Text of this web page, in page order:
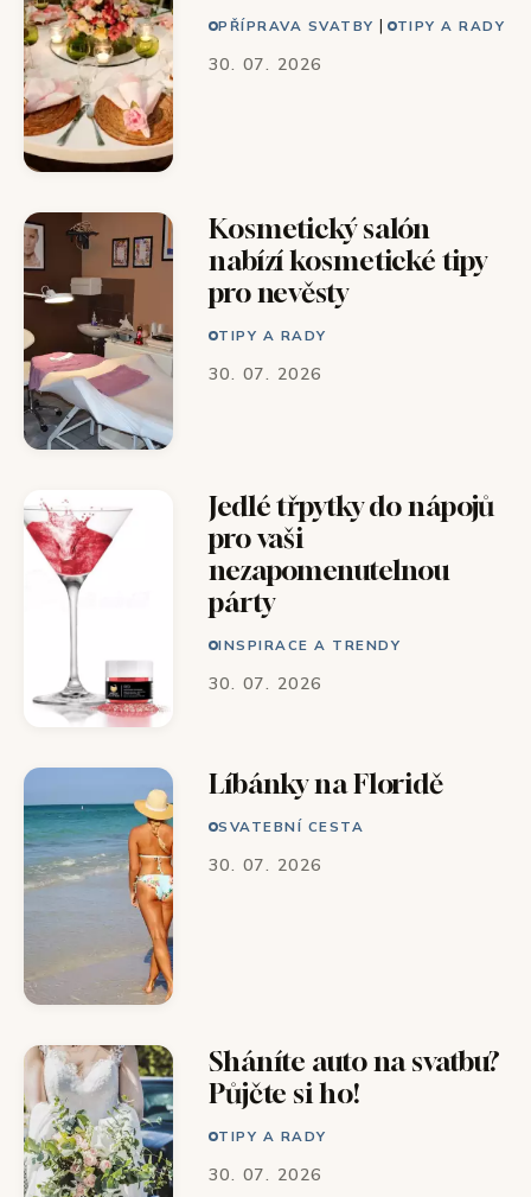
PŘÍPRAVA SVATBY | TIPY A RADY
30. 07. 2026
Kosmetický salón
nabízí kosmetické tipy
pro nevěsty
TIPY A RADY
30. 07. 2026
Jedlé třpytky do nápojů
pro vaši
nezapomenutelnou
párty
INSPIRACE A TRENDY
30. 07. 2026
Líbánky na Floridě
SVATEBNÍ CESTA
30. 07. 2026
Sháníte auto na svatbu?
Půjčte si ho!
TIPY A RADY
30. 07. 2026